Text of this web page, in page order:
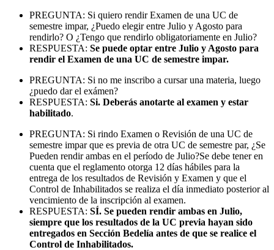
PREGUNTA: Si quiero rendir Examen de una UC de
semestre impar, ¿Puedo elegir entre Julio y Agosto para
rendirlo? O ¿Tengo que rendirlo obligatoriamente en Julio?
RESPUESTA: Se puede optar entre Julio y Agosto para
rendir el Examen de una UC de semestre impar.
PREGUNTA: Si no me inscribo a cursar una materia, luego
¿puedo dar el exámen?
RESPUESTA: Si. Deberás anotarte al examen y estar
habilitado.
PREGUNTA: Si rindo Examen o Revisión de una UC de
semestre impar que es previa de otra UC de semestre par, ¿Se
Pueden rendir ambas en el período de Julio?Se debe tener en
cuenta que el reglamento otorga 12 días hábiles para la
entrega de los resultados de Revisión y Examen y que el
Control de Inhabilitados se realiza el día inmediato posterior al
vencimiento de la inscripción al examen.
RESPUESTA: SÍ. Se pueden rendir ambas en Julio,
siempre que los resultados de la UC previa hayan sido
entregados en Sección Bedelía antes de que se realice el
Control de Inhabilitados.